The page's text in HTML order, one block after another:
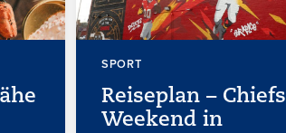
SPORT
Reiseplan – Chiefs
Weekend in